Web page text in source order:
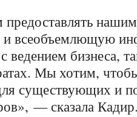
всеобъемлющую
ведением бизнеса,
Мы хотим,
существующих и
— сказала